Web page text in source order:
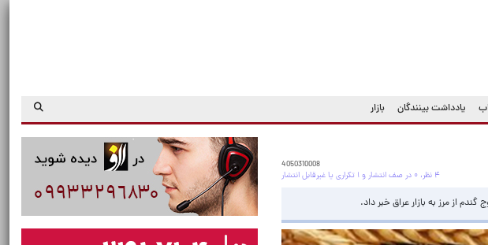
یادداشت بینندگان بازار
4050310008
۴ نظر، ۰ در صف انتشار و ۱ تکراری یا غیرقابل انتشار
از مرز به بازار عراق خبر داد.